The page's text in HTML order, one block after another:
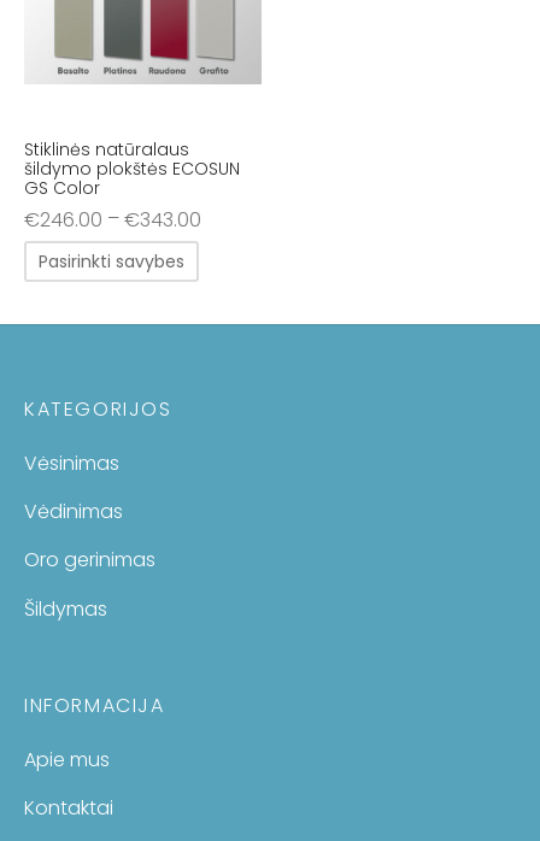
Stiklinės natūralaus
šildymo plokštės ECOSUN
GS Color
€246.00 –€343.00
Pasirinkti savybes
KATEGORIJOS
Vėsinimas
Vėdinimas
Oro gerinimas
Šildymas
INFORMACIJA
Apie mus
Kontaktai